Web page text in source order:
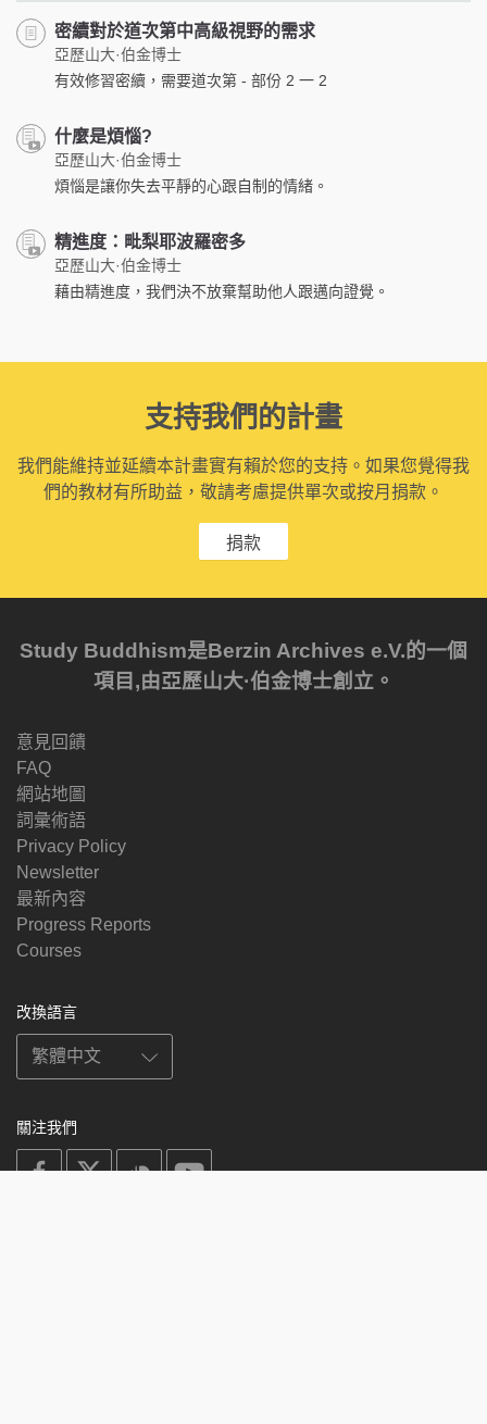
密續對於道次第中高級視野的需求
亞歷山大·伯金博士
有效修習密續，需要道次第 - 部份 2 一 2
什麼是煩惱?
亞歷山大·伯金博士
煩惱是讓你失去平靜的心跟自制的情緒。
精進度：毗梨耶波羅密多
亞歷山大·伯金博士
藉由精進度，我們決不放棄幫助他人跟邁向證覺。
支持我們的計畫
我們能維持並延續本計畫實有賴於您的支持。如果您覺得我
們的教材有所助益，敬請考慮提供單次或按月捐款。
捐款
Study Buddhism是Berzin Archives e.V.的一個
項目,由亞歷山大·伯金博士創立。
意見回饋
FAQ
網站地圖
詞彙術語
Privacy Policy
Newsletter
最新內容
Progress Reports
Courses
改換語言
關注我們
on